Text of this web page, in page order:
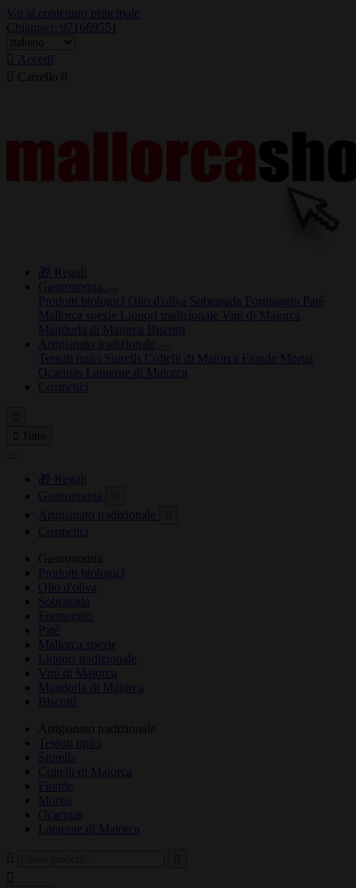
Vai al contenuto principale
Chiamaci: 971669551
Accedi
Carrello 0
🎁 Regali
Gastronomia
Prodotti biologici Olio d'oliva Sobrasada Formaggio Paté
Mallorca spezie Liquori tradizionale Vini di Maiorca
Mandorla di Maiorca Biscotti
Artigianato tradizionale
Tessuti tipici
Siurells Coltelli di Maiorca Fionde Mortai
Ocarinas Lanterne di Maiorca
Cosmetici
🎁 Regali
Gastronomia
Artigianato tradizionale
Cosmetici
Gastronomia
Prodotti biologici
Olio d'oliva
Sobrasada
Formaggio
Paté
Mallorca spezie
Liquori tradizionale
Vini di Maiorca
Mandorla di Maiorca
Biscotti
Artigianato tradizionale
Tessuti tipici
Siurells
Coltelli di Maiorca
Fionde
Mortai
Ocarinas
Lanterne di Maiorca